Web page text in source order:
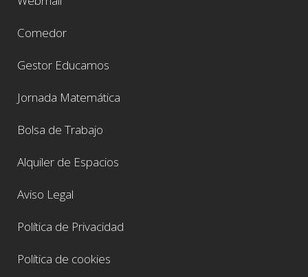
Comedor
Gestor Educamos
Jornada Matemática
Bolsa de Trabajo
Alquiler de Espacios
Aviso Legal
Política de Privacidad
Política de cookies